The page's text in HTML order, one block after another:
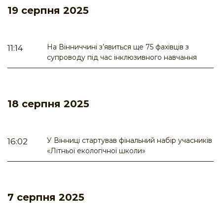
19 серпня 2025
11:14
На Вінниччині з’явиться ще 75 фахівців з
супроводу під час інклюзивного навчання
18 серпня 2025
16:02
У Вінниці стартував фінальний набір учасників
«Літньої екологічної школи»
7 серпня 2025